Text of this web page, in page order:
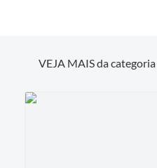
VEJA MAIS da categoria